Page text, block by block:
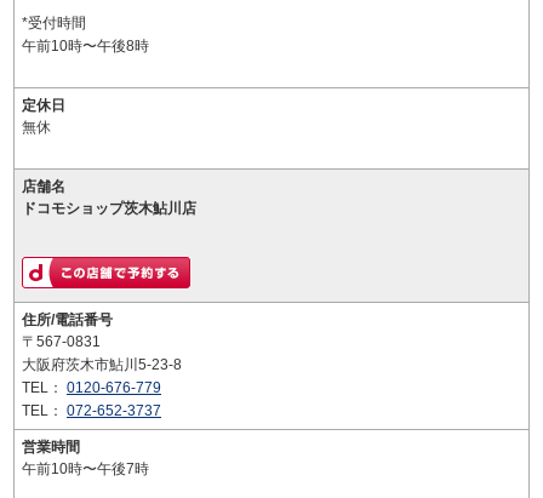
*受付時間
午前10時〜午後8時
定休日
無休
店舗名
ドコモショップ茨木鮎川店
住所/電話番号
〒567-0831
大阪府茨木市鮎川5-23-8
TEL： 0120-676-779
TEL： 072-652-3737
営業時間
午前10時〜午後7時